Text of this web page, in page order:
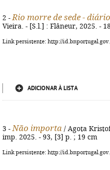
2 - Rio morre de sede -
Vieira. - [S.l.] : Flâneur, 2025. -
Link persistente: http://
ADICIONAR À LISTA
3 - Não importa / Agota
imp. 2025. - 93, [3] p. ; 19 cm
Link persistente: http://